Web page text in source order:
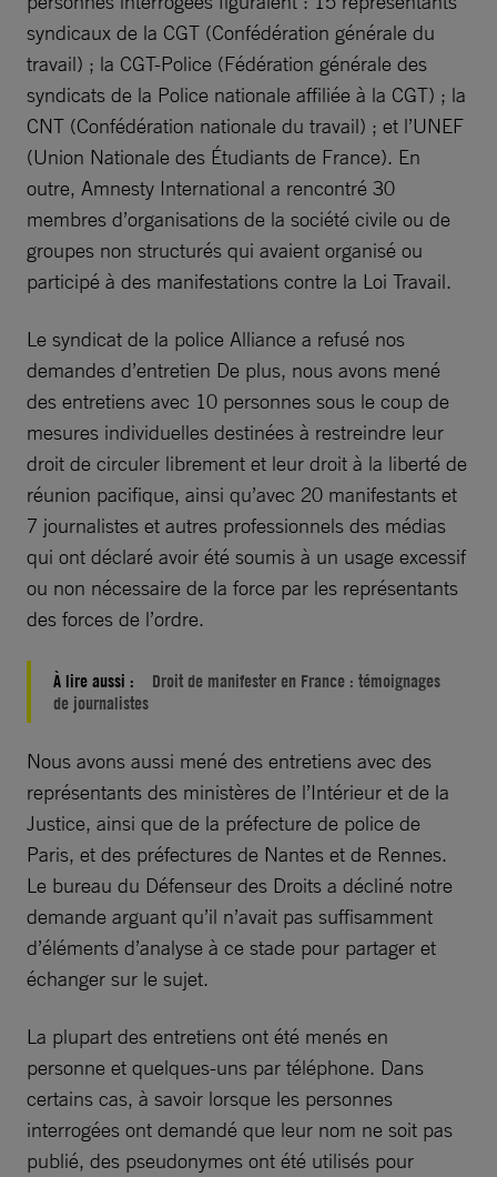
syndicaux de la CGT (Confédération générale du
travail) ; la CGT-Police (Fédération générale des
syndicats de la Police nationale affiliée à la CGT) ; la
CNT (Confédération nationale du travail) ; et l’UNEF
(Union Nationale des Étudiants de France). En
outre, Amnesty International a rencontré 30
membres d’organisations de la société civile ou de
groupes non structurés qui avaient organisé ou
participé à des manifestations contre la Loi Travail.
Le syndicat de la police Alliance a refusé nos
demandes d’entretien De plus, nous avons mené
des entretiens avec 10 personnes sous le coup de
mesures individuelles destinées à restreindre leur
droit de circuler librement et leur droit à la liberté de
réunion pacifique, ainsi qu’avec 20 manifestants et
7 journalistes et autres professionnels des médias
qui ont déclaré avoir été soumis à un usage excessif
ou non nécessaire de la force par les représentants
des forces de l’ordre.
À lire aussi :
Droit de manifester en France : témoignages
de journalistes
Nous avons aussi mené des entretiens avec des
représentants des ministères de l’Intérieur et de la
Justice, ainsi que de la préfecture de police de
Paris, et des préfectures de Nantes et de Rennes.
Le bureau du Défenseur des Droits a décliné notre
demande arguant qu’il n’avait pas suffisamment
d’éléments d’analyse à ce stade pour partager et
échanger sur le sujet.
La plupart des entretiens ont été menés en
personne et quelques-uns par téléphone. Dans
certains cas, à savoir lorsque les personnes
interrogées ont demandé que leur nom ne soit pas
publié, des pseudonymes ont été utilisés pour